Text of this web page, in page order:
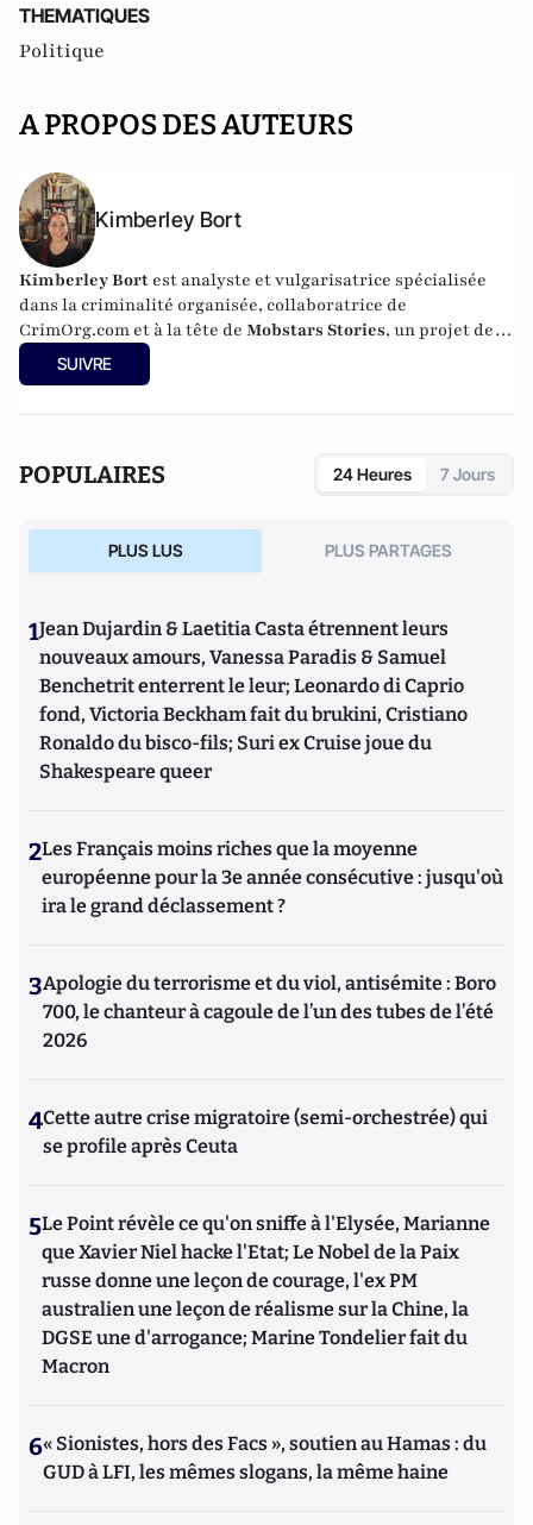
THEMATIQUES
Politique
A PROPOS DES AUTEURS
Kimberley Bort
Kimberley Bort est analyste et vulgarisatrice spécialisée
dans la criminalité organisée, collaboratrice de
CrimOrg.com et à la tête de Mobstars Stories, un projet de
contenus sur les réseaux sociaux qui explore les
dynamiques du crime organisé et ses représentations.
SUIVRE
POPULAIRES 24 Heures 7 Jours
PLUS LUS PLUS PARTAGES
1Jean Dujardin & Laetitia Casta étrennent leurs
nouveaux amours, Vanessa Paradis & Samuel
Benchetrit enterrent le leur; Leonardo di Caprio
fond, Victoria Beckham fait du brukini, Cristiano
Ronaldo du bisco-fils; Suri ex Cruise joue du
Shakespeare queer
2Les Français moins riches que la moyenne
européenne pour la 3e année consécutive : jusqu'où
ira le grand déclassement ?
3Apologie du terrorisme et du viol, antisémite : Boro
700, le chanteur à cagoule de l’un des tubes de l’été
2026
4Cette autre crise migratoire (semi-orchestrée) qui
se profile après Ceuta
5Le Point révèle ce qu'on sniffe à l'Elysée, Marianne
que Xavier Niel hacke l'Etat; Le Nobel de la Paix
russe donne une leçon de courage, l'ex PM
australien une leçon de réalisme sur la Chine, la
DGSE une d'arrogance; Marine Tondelier fait du
Macron
6« Sionistes, hors des Facs », soutien au Hamas : du
GUD à LFI, les mêmes slogans, la même haine